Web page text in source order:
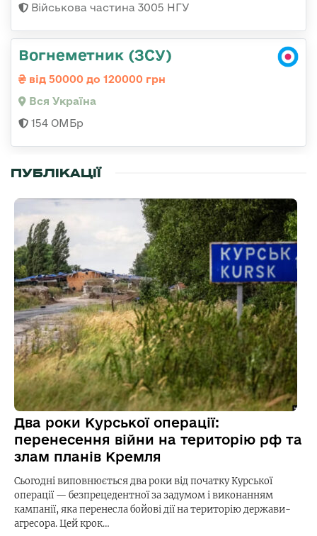
Військова частина 3005 НГУ
Вогнеметник (ЗСУ)
від 50000 до 120000 грн
Вся Україна
154 ОМБр
ПУБЛІКАЦІЇ
Два роки Курської операції:
перенесення війни на територію рф та
злам планів Кремля
Сьогодні виповнюється два роки від початку Курської
операції — безпрецедентної за задумом і виконанням
кампанії, яка перенесла бойові дії на територію держави-
агресора. Цей крок…